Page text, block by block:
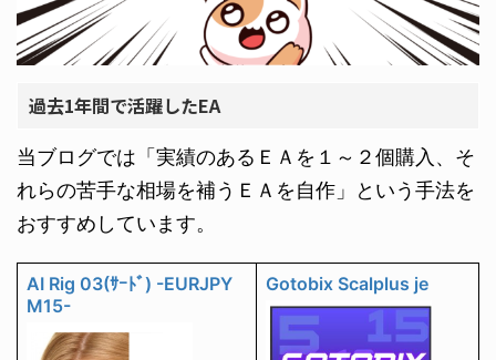
過去1年間で活躍したEA
当ブログでは「実績のあるＥＡを１～２個購入、そ
れらの苦手な相場を補うＥＡを自作」という手法を
おすすめしています。
AI Rig 03(ｻｰﾄﾞ) -EURJPY
M15-
Gotobix Scalplus je